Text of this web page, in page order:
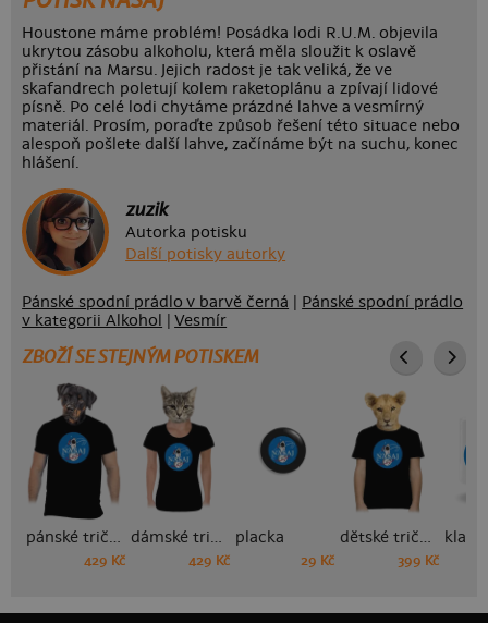
Houstone máme problém! Posádka lodi R.U.M. objevila
ukrytou zásobu alkoholu, která měla sloužit k oslavě
přistání na Marsu. Jejich radost je tak veliká, že ve
skafandrech poletují kolem raketoplánu a zpívají lidové
písně. Po celé lodi chytáme prázdné lahve a vesmírný
materiál. Prosím, poraďte způsob řešení této situace nebo
alespoň pošlete další lahve, začínáme být na suchu, konec
hlášení.
zuzik
Autorka potisku
Další potisky autorky
Pánské spodní prádlo v barvě černá
Pánské spodní prádlo
v kategorii Alkohol
|Vesmír
ZBOŽÍ SE STEJNÝM POTISKEM
pánské tričko
429 Kč
dámské tričko
429 Kč
placka
29 Kč
dětské tričko
399 Kč